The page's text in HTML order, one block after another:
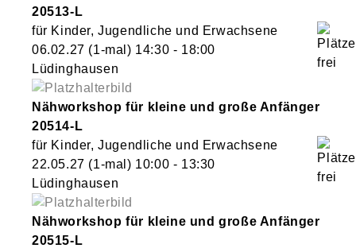
20513-L
für Kinder, Jugendliche und Erwachsene
06.02.27 (1-mal) 14:30 - 18:00
Lüdinghausen
Nähworkshop für kleine und große Anfänger
20514-L
für Kinder, Jugendliche und Erwachsene
22.05.27 (1-mal) 10:00 - 13:30
Lüdinghausen
Nähworkshop für kleine und große Anfänger
20515-L